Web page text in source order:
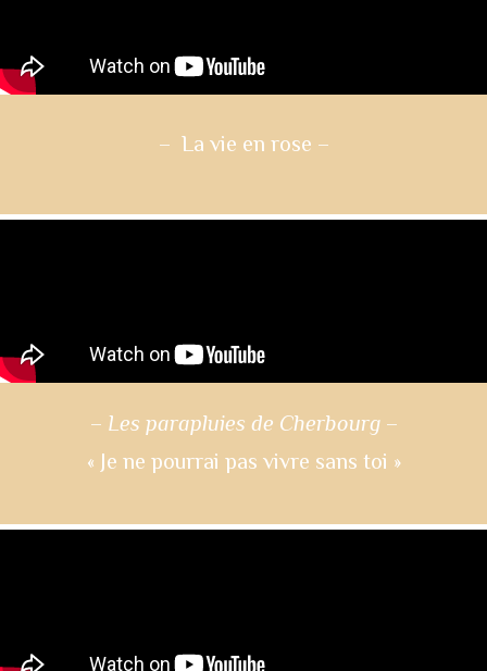
– La vie en rose –
– Les parapluies de Cherbourg –
« Je ne pourrai pas vivre sans toi »